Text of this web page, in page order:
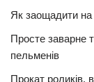
Як заощадити на
Просте заварне
пельменів
Прокат роликів,